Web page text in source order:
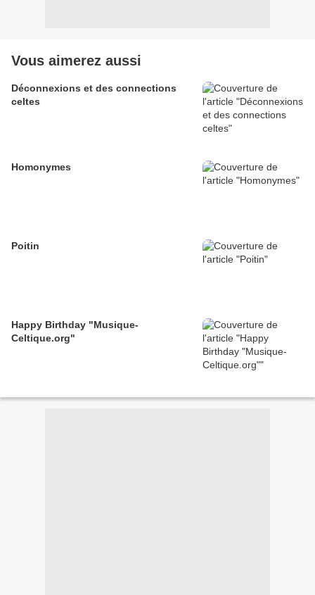
Vous aimerez aussi
Déconnexions et des connections
celtes
Homonymes
Poitin
Happy Birthday "Musique-
Celtique.org"